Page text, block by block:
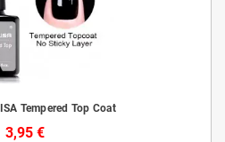
Tempered Top Coat
3,95 €